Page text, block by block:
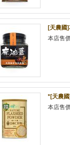
[天農國
本店售
*[天農
本店售